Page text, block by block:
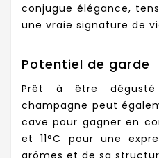
conjugue élégance,
une vraie signature de
Potentiel de garde
Prêt à être dégusté
champagne peut
cave pour gagner en
et 11°C pour une